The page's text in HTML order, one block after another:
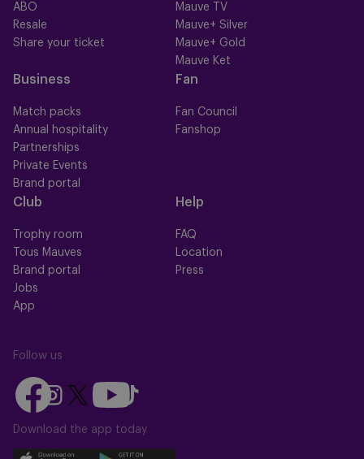
ABO
Resale
Share your ticket
Mauve TV
Mauve+ Silver
Mauve+ Gold
Mauve Ket
Business
Match packs
Annual hospitality
Partnerships
Private Events
Brand portal
Fan
Fan Council
Fanshop
Club
Trophy room
Tous Mauves
Brand portal
Jobs
App
Help
FAQ
Location
Press
Follow us
Follow
us
on
Facebook
Follow
us
on
Instagram
Follow
on
X
Follow
us
on
YouTube
Follow
us
on
TikTok
Download the app today